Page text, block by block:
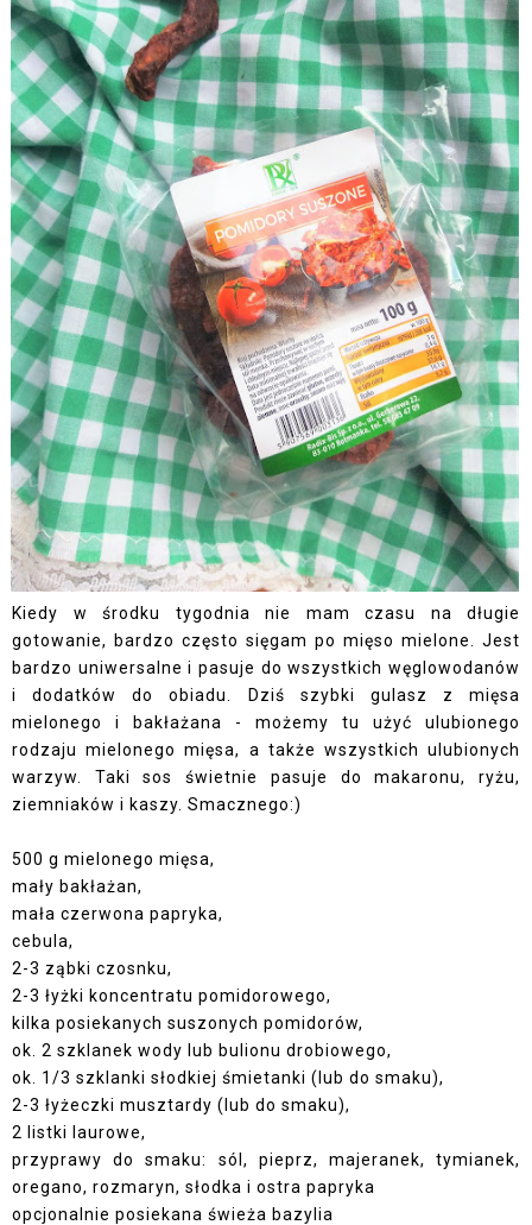
Kiedy w środku tygodnia nie mam czasu na długie
gotowanie, bardzo często sięgam po mięso mielone. Jest
bardzo uniwersalne i pasuje do wszystkich węglowodanów
i dodatków do obiadu. Dziś szybki gulasz z mięsa
mielonego i bakłażana - możemy tu użyć ulubionego
rodzaju mielonego mięsa, a także wszystkich ulubionych
warzyw. Taki sos świetnie pasuje do makaronu, ryżu,
ziemniaków i kaszy. Smacznego:)
500 g mielonego mięsa,
mały bakłażan,
mała czerwona papryka,
cebula,
2-3 ząbki czosnku,
2-3 łyżki koncentratu pomidorowego,
kilka posiekanych suszonych pomidorów,
ok. 2 szklanek wody lub bulionu drobiowego,
ok. 1/3 szklanki słodkiej śmietanki (lub do smaku),
2-3 łyżeczki musztardy (lub do smaku),
2 listki laurowe,
przyprawy do smaku: sól, pieprz, majeranek, tymianek,
oregano, rozmaryn, słodka i ostra papryka
opcjonalnie posiekana świeża bazylia